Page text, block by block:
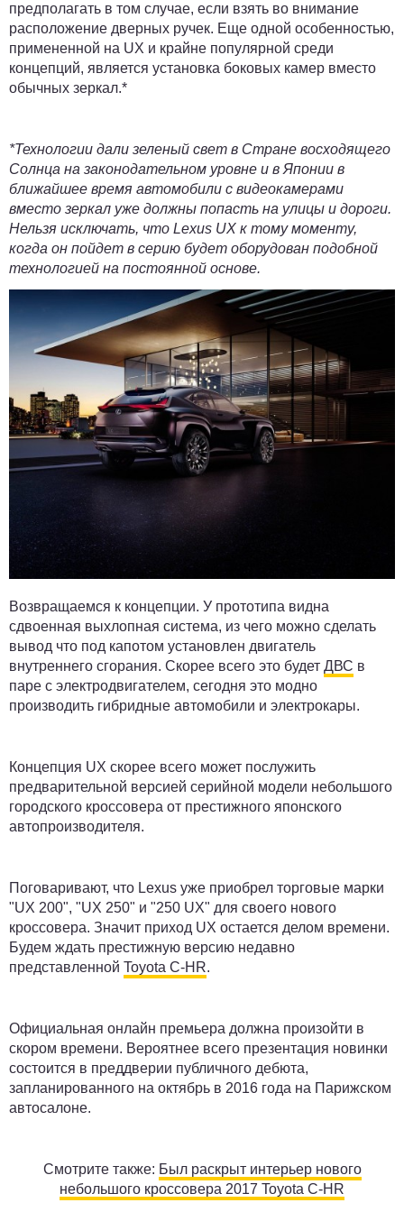
предполагать в том случае, если взять во внимание
расположение дверных ручек. Еще одной особенностью,
примененной на UX и крайне популярной среди
концепций, является установка боковых камер вместо
обычных зеркал.*
*Технологии дали зеленый свет в Стране восходящего
Солнца на законодательном уровне и в Японии в
ближайшее время автомобили с видеокамерами
вместо зеркал уже должны попасть на улицы и дороги.
Нельзя исключать, что Lexus UX к тому моменту,
когда он пойдет в серию будет оборудован подобной
технологией на постоянной основе.
Возвращаемся к концепции. У прототипа видна
сдвоенная выхлопная система, из чего можно сделать
вывод что под капотом установлен двигатель
внутреннего сгорания. Скорее всего это будет ДВС в
паре с электродвигателем, сегодня это модно
производить гибридные автомобили и электрокары.
Концепция UX скорее всего может послужить
предварительной версией серийной модели небольшого
городского кроссовера от престижного японского
автопроизводителя.
Поговаривают, что Lexus уже приобрел торговые марки
"UX 200", "UX 250" и "250 UX" для своего нового
кроссовера. Значит приход UX остается делом времени.
Будем ждать престижную версию недавно
представленной Toyota C-HR.
Официальная онлайн премьера должна произойти в
скором времени. Вероятнее всего презентация новинки
состоится в преддверии публичного дебюта,
запланированного на октябрь в 2016 года на Парижском
автосалоне.
Смотрите также: Был раскрыт интерьер нового
небольшого кроссовера 2017 Toyota C-HR